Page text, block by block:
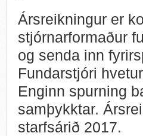
Ársreikningur er
stjórnarformaður
og senda inn
Fundarstjóri
Enginn spurning
samþykktar.
starfsárið 2017.